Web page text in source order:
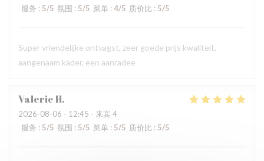
服务 : 5/5 氛围 : 5/5 菜单 : 4/5 质价比 : 5/5
Super vriendelijke ontvagst, zeer goede prijs kwaliteit,
aangenaam kader, een aanradee
ValerieH
2026-08-06 - 12:45 - 来宾 4
服务 : 5/5 氛围 : 5/5 菜单 : 5/5 质价比 : 5/5